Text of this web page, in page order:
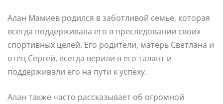
Алан Мамиев родился в заботливой семье, которая
всегда поддерживала его в преследовании своих
спортивных целей. Его родители, матерь Светлана и
отец Сергей, всегда верили в его талант и
поддерживали его на пути к успеху.
Алан также часто рассказывает об огромной